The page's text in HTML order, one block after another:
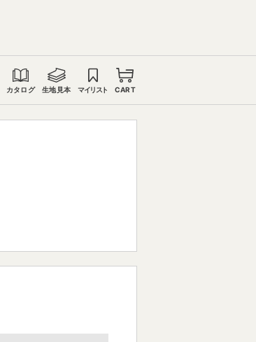
カタログ 生地見本 マイリスト CART